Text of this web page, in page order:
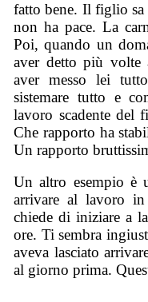
fatto bene. Il figlio
non ha pace. La
Poi, quando un
aver detto più volte
aver messo lei
sistemare tutto e
lavoro scadente del
Che rapporto ha
Un rapporto
Un altro esempio è
arrivare al lavoro
chiede di iniziare a
ore. Ti sembra
aveva lasciato
al giorno prima.